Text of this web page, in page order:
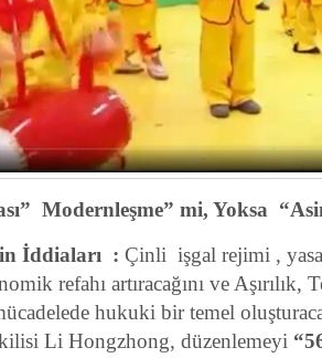
Modernleşme” mi, Yoksa
İddiaları : Çinli işgal rejimi ,
refahı artıracağını ve
hukuki bir temel
Li Hongzhong, düzenlemeyi